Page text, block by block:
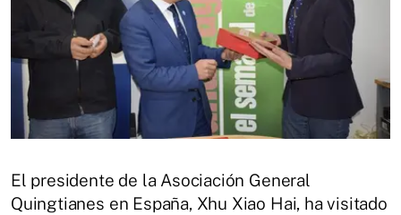
El presidente de la Asociación General
Quingtianes en España, Xhu Xiao Hai, ha visitado